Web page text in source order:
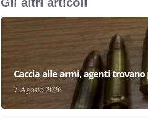
Caccia alle armi, agenti
7 Agosto 2026